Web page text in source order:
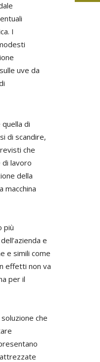
I
uve da
di
di scandire,
che
lavoro
della
macchina
più
e
e simili come
effetti non va
per il
che